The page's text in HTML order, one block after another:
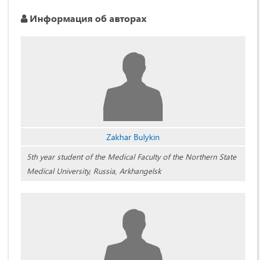
Информация об авторах
Zakhar Bulykin
5th year student of the Medical Faculty of the Northern State
Medical University, Russia, Arkhangelsk